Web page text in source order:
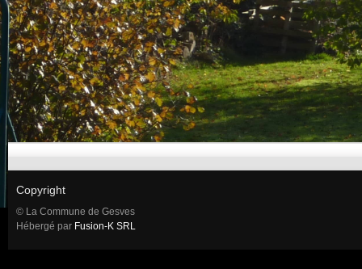
Copyright
© La Commune de Gesves
Hébergé par Fusion-K SRL